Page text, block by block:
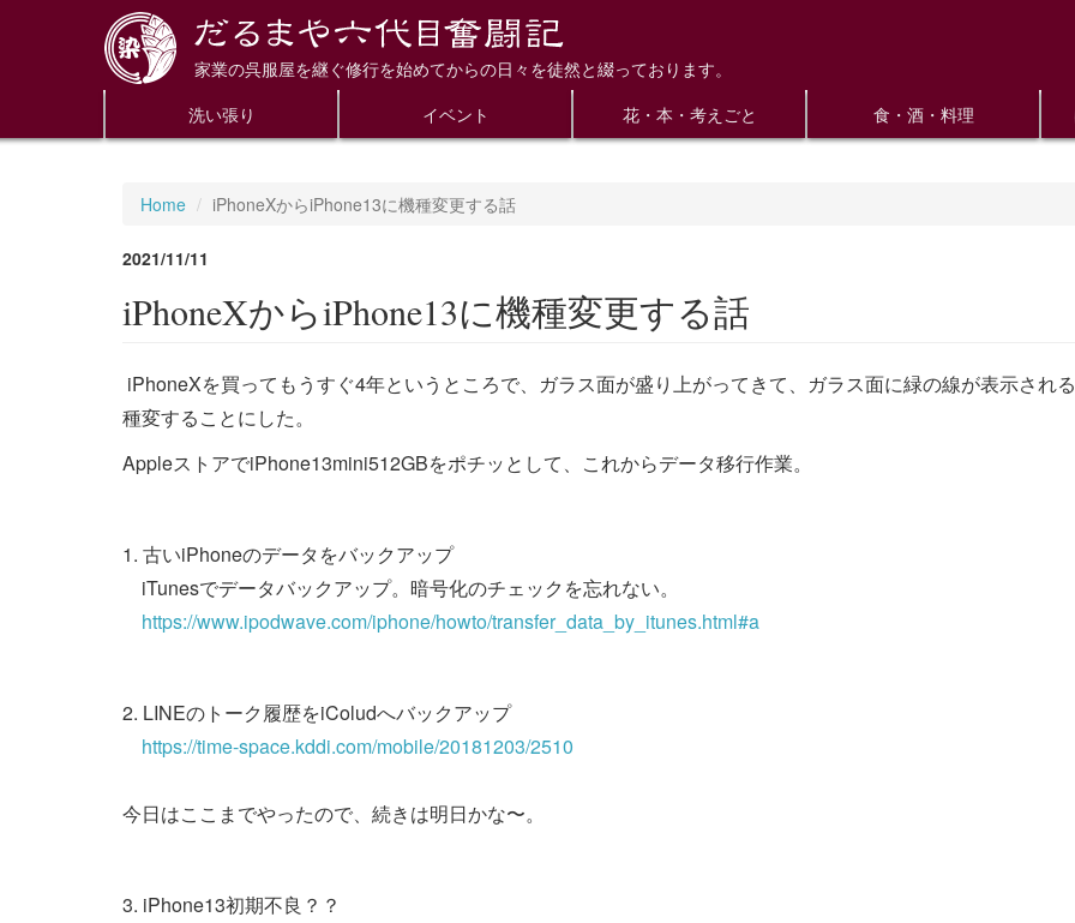
家業の呉服屋を継ぐ修行を始めてからの日々を徒然と綴っております。
洗い張り イベント 花・本・考えごと 食・酒・料理
Home iPhoneXからiPhone13に機種変更する話
2021/11/11
iPhoneXからiPhone13に機種変更する話
iPhoneXを買ってもうすぐ4年というところで、ガラス面が盛り上がってきて、ガラス面に緑の線が表示され
種変することにした。
AppleストアでiPhone13mini512GBをポチッとして、これからデータ移行作業。
1. 古いiPhoneのデータをバックアップ
iTunesでデータバックアップ。暗号化のチェックを忘れない。
https://www.ipodwave.com/iphone/howto/transfer_data_by_itunes.html#a
2. LINEのトーク履歴をiColudへバックアップ
https://time-space.kddi.com/mobile/20181203/2510
今日はここまでやったので、続きは明日かな〜。
3. iPhone13初期不良？？